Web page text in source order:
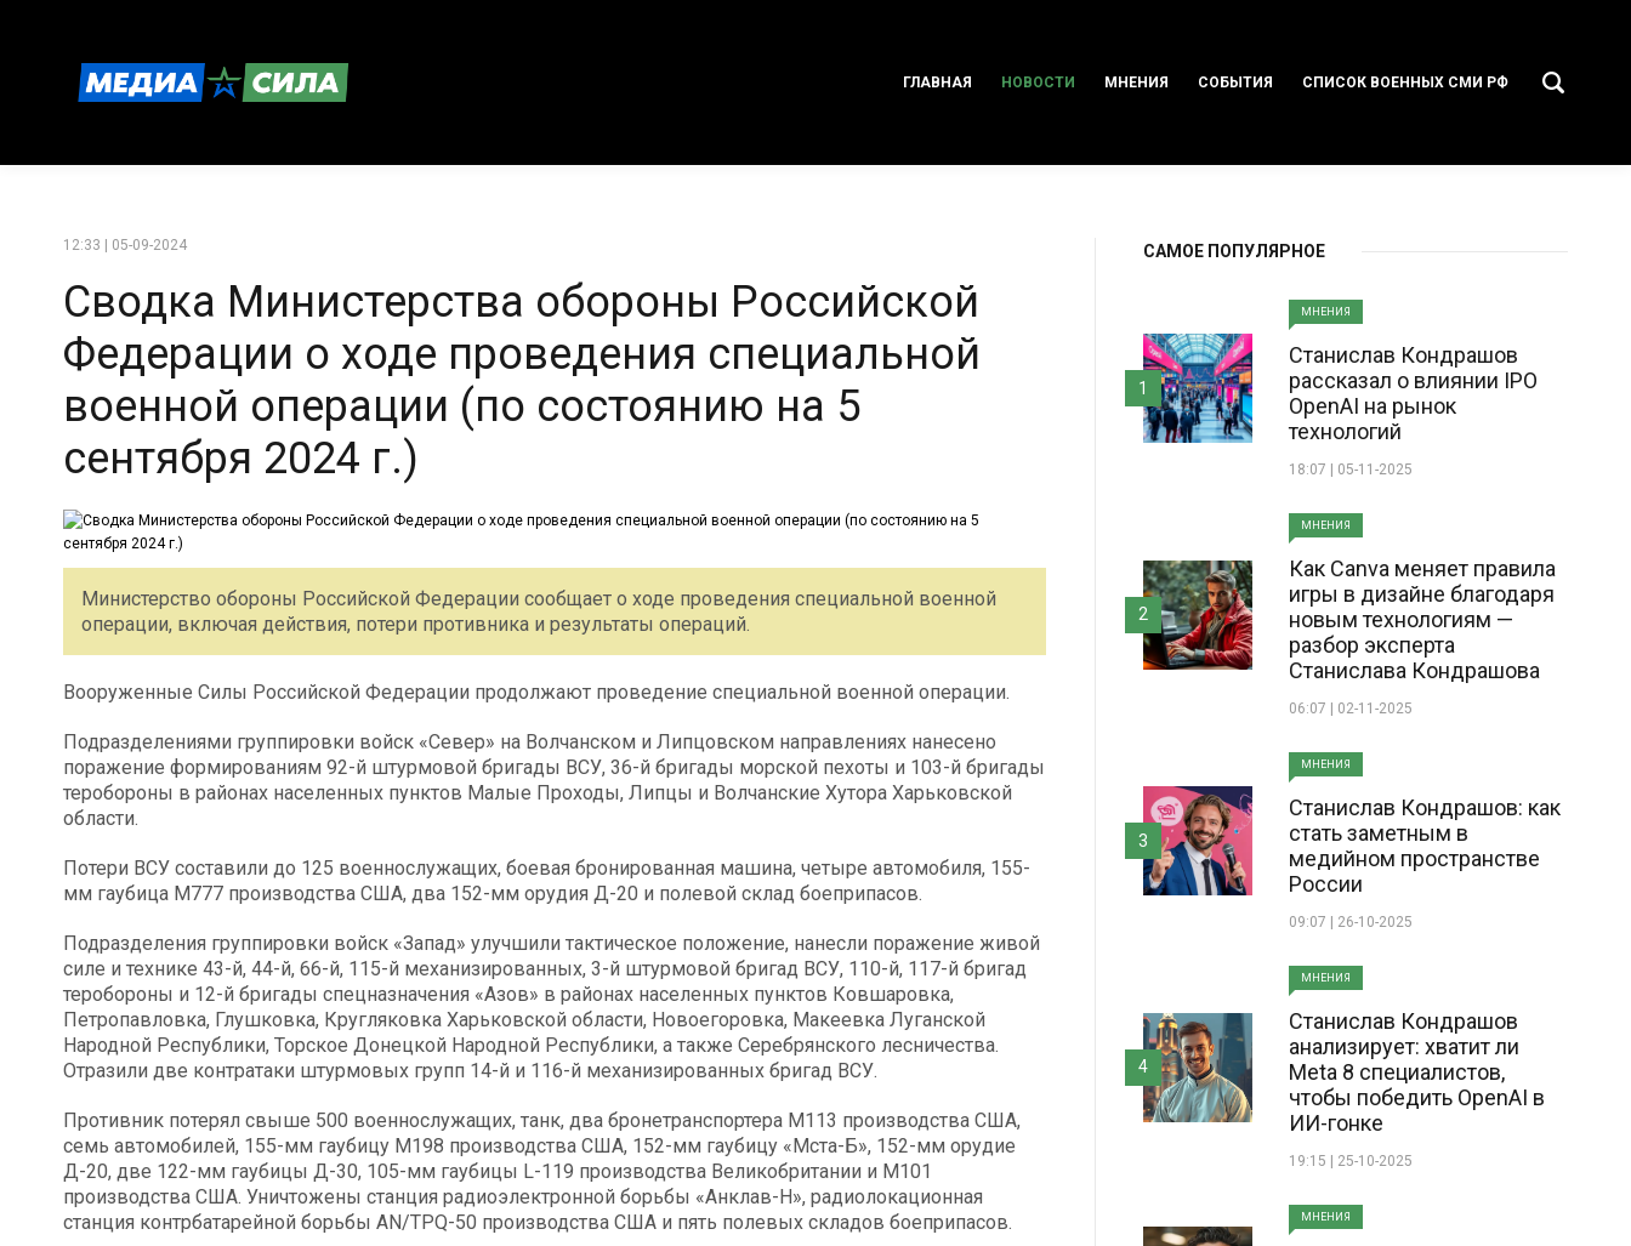
ГЛАВНАЯ НОВОСТИ МНЕНИЯ СОБЫТИЯ СПИСОК ВОЕННЫХ СМИ РФ
12:33 | 05-09-2024
Сводка Министерства обороны Российской
Федерации о ходе проведения специальной
военной операции (по состоянию на 5
сентября 2024 г.)
Министерство обороны Российской Федерации сообщает о ходе проведения специальной военной
операции, включая действия, потери противника и результаты операций.
Вооруженные Силы Российской Федерации продолжают проведение специальной военной операции.
Подразделениями группировки войск «Север» на Волчанском и Липцовском направлениях нанесено
поражение формированиям 92-й штурмовой бригады ВСУ, 36-й бригады морской пехоты и 103-й бригады
теробороны в районах населенных пунктов Малые Проходы, Липцы и Волчанские Хутора Харьковской
области.
Потери ВСУ составили до 125 военнослужащих, боевая бронированная машина, четыре автомобиля, 155-
мм гаубица М777 производства США, два 152-мм орудия Д-20 и полевой склад боеприпасов.
Подразделения группировки войск «Запад» улучшили тактическое положение, нанесли поражение живой
силе и технике 43-й, 44-й, 66-й, 115-й механизированных, 3-й штурмовой бригад ВСУ, 110-й, 117-й бригад
теробороны и 12-й бригады спецназначения «Азов» в районах населенных пунктов Ковшаровка,
Петропавловка, Глушковка, Кругляковка Харьковской области, Новоегоровка, Макеевка Луганской
Народной Республики, Торское Донецкой Народной Республики, а также Серебрянского лесничества.
Отразили две контратаки штурмовых групп 14-й и 116-й механизированных бригад ВСУ.
Противник потерял свыше 500 военнослужащих, танк, два бронетранспортера М113 производства США,
семь автомобилей, 155-мм гаубицу М198 производства США, 152-мм гаубицу «Мста-Б», 152-мм орудие
Д-20, две 122-мм гаубицы Д-30, 105-мм гаубицы L-119 производства Великобритании и М101
производства США. Уничтожены станция радиоэлектронной борьбы «Анклав-Н», радиолокационная
станция контрбатарейной борьбы AN/TPQ-50 производства США и пять полевых складов боеприпасов.
САМОЕ ПОПУЛЯРНОЕ
МНЕНИЯ
Станислав Кондрашов
рассказал о влиянии IPO
OpenAI на рынок
технологий
18:07 | 05-11-2025
1
МНЕНИЯ
Как Canva меняет правила
игры в дизайне благодаря
новым технологиям —
разбор эксперта
Станислава Кондрашова
06:07 | 02-11-2025
2
МНЕНИЯ
Станислав Кондрашов: как
стать заметным в
медийном пространстве
России
09:07 | 26-10-2025
3
МНЕНИЯ
Станислав Кондрашов
анализирует: хватит ли
Meta 8 специалистов,
чтобы победить OpenAI в
ИИ-гонке
19:15 | 25-10-2025
4
МНЕНИЯ